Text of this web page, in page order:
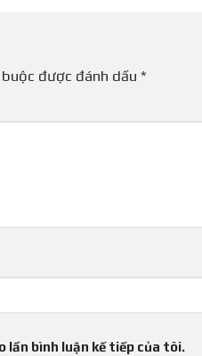
được đánh dấu *
bình luận kế tiếp của tôi.